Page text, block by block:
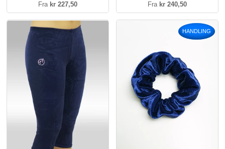
Frakr 227,50
Frakr 240,50
HANDLING